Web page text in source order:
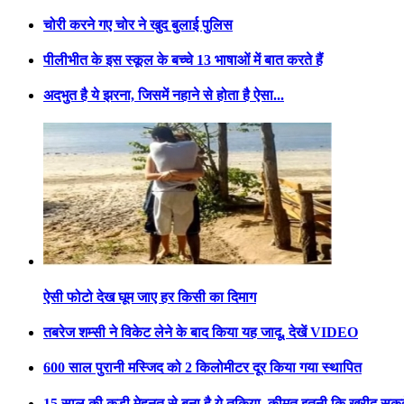
चोरी करने गए चोर ने खुद बुलाई पुलिस
पीलीभीत के इस स्कूल के बच्चे 13 भाषाओं में बात करते हैं
अदभुत है ये झरना, जिसमें नहाने से होता है ऐसा...
ऐसी फोटो देख घूम जाए हर किसी का दिमाग
तबरेज शम्सी ने विकेट लेने के बाद किया यह जादू, देखें VIDEO
600 साल पुरानी मस्जिद को 2 किलोमीटर दूर किया गया स्थापित